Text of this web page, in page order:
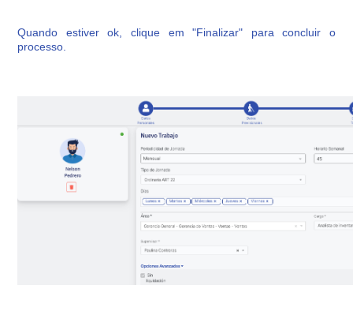
Quando estiver ok, clique em "Finalizar" para concluir o
processo.